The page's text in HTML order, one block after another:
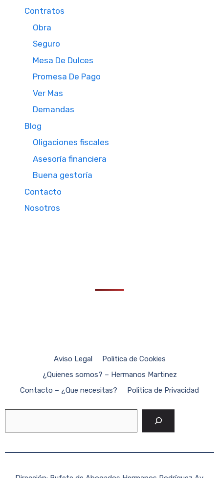
Contratos
Obra
Seguro
Mesa De Dulces
Promesa De Pago
Ver Mas
Demandas
Blog
Oligaciones fiscales
Asesoría financiera
Buena gestoría
Contacto
Nosotros
Aviso Legal
Politica de Cookies
¿Quienes somos? – Hermanos Martinez
Contacto – ¿Que necesitas?
Politica de Privacidad